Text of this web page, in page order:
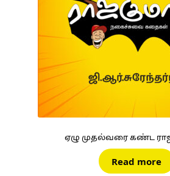
ஏழு முதல்வரை கண்ட
Read more